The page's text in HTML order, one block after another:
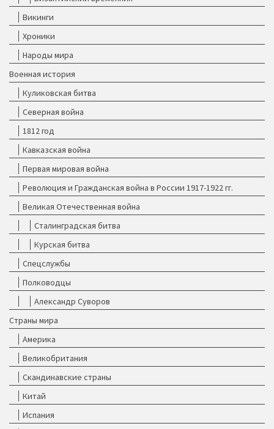
Викинги
Хроники
Народы мира
Военная история
Куликовская битва
Северная война
1812 год
Кавказская война
Первая мировая война
Революция и Гражданская война в России 1917-1922 гг.
Великая Отечественная война
Сталинградская битва
Курская битва
Спецслужбы
Полководцы
Александр Суворов
Страны мира
Америка
Великобритания
Скандинавские страны
Китай
Испания